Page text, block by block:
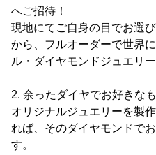
へご招待！
現地にてご自身の目でお選
から、フルオーダーで世界
ル・ダイヤモンドジュエリ
2. 余ったダイヤでお好きな
オリジナルジュエリーを製
れば、そのダイヤモンドで
す。